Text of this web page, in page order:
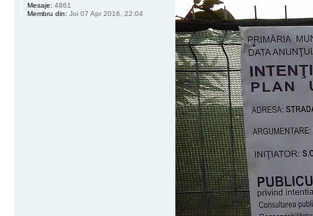
Mesaje: 4861
Membru din: Joi 07 Apr 2016, 22:04